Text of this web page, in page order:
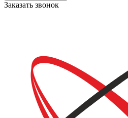
Заказать звонок